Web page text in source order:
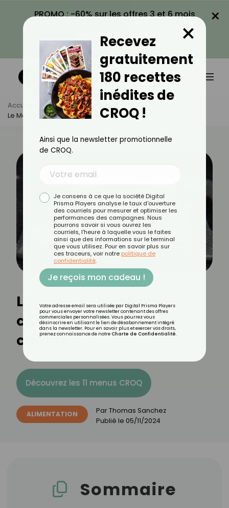
PROMO : -60% sur les offres 3 et 6 mois
VOIR LA PROMO
×
Accueil Actus
Alimentation
Le Merlan : Bienfaits, Calories Et Utilisation En Cuisine
Le merlan : bienfaits,
calories et utilisation en
cuisine
Découvrez les 11 menus CROQ
ALIMENTATION ParThomas Sanchez
Publié le 05/11/2024
Sommaire
Recevez
gratuitement
180 recettes
inédites de
CROQ !
×
Ainsi que la newsletter promotionnelle
de CROQ.
Je consens à ce que la société Digital
Prisma Players analyse le taux d'ouverture
des courriels pour mesurer et optimiser les
performances des campagnes. Nous
pourrons savoir si vous ouvrez les
courriels, l'heure à laquelle vous le faites
ainsi que des informations sur le terminal
que vous utilisez. Pour en savoir plus sur
ces traceurs, voir notre politique de
confidentialité.
Je reçois mon cadeau !
Votre adresse email sera utilisée par Digital Prisma Players
pour vous envoyer votre newsletter contenant des offres
commerciales personnalisées. Vous pourrez vous
désinscrire en utilisant le lien de désabonnement intégré
dans la newsletter. Pour en savoir plus et exercer vos droits,
prenez connaissance de notre Charte de Confidentialité.